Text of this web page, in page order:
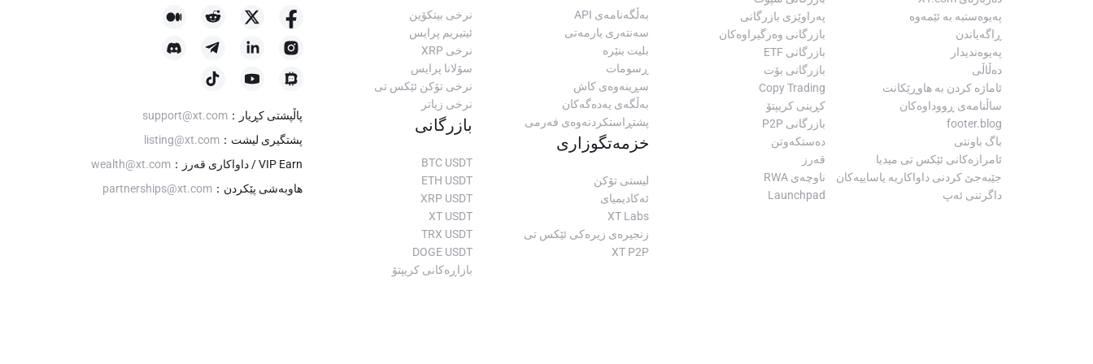
پەیوەستبە بە ئێمەوە
ڕاگەیاندن
پەیوەندیدار
دەڵاڵی
ئاماژە کردن بە هاوڕێکانت
ساڵنامەی ڕووداوەکان
footer.blog
باگ باونتی
ئامرازەکانی ئێکس تی میدیا
جێبەجێ کردنی داواکاریە یاساییەکان
داگرتنی ئەپ
پەراوێزی بازرگانی
بازرگانی وەرگیراوەکان
بازرگانی ETF
بازرگانی بۆت
Copy Trading
کڕینی کریپتۆ
بازرگانی P2P
دەستکەوتن
قەرز
ناوچەی RWA
Launchpad
بەڵگەنامەی API
سەنتەری یارمەتی
بلیت بنێرە
ڕسومات
سڕینەوەی کاش
بەڵگەی یەدەگەکان
پشتڕاستکردنەوەی فەرمی
خزمەتگوزاری
لیستی تۆکن
ئەکادیمیای
XT Labs
زنجیرەی زیرەکی ئێکس تی
XT P2P
نرخی بیتکۆین
ئیتیریم پرایس
نرخی XRP
سۆلانا پرایس
نرخی تۆکن ئێکس تی
نرخی زیاتر
بازرگانی
BTC USDT
ETH USDT
XRP USDT
XT USDT
TRX USDT
DOGE USDT
بازاڕەکانی کریپتۆ
پاڵپشتی کڕیار ：
support@xt.com
پشتگیری لیشت ：
listing@xt.com
VIP Earn / داواکاری قەرز
：
wealth@xt.com
هاوبەشی پێکردن ：
partnerships@xt.com